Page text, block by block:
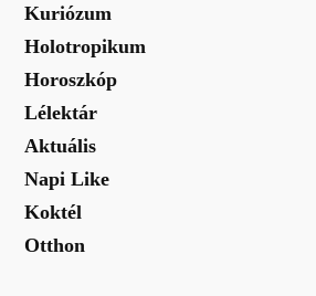
Kuriózum
Holotropikum
Horoszkóp
Lélektár
Aktuális
Napi Like
Koktél
Otthon